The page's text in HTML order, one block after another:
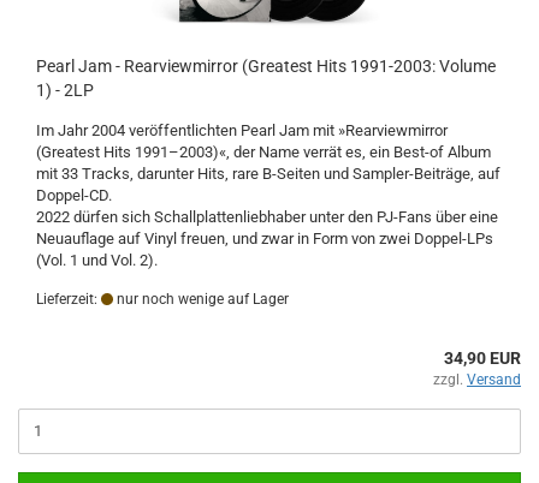
Pearl Jam - Rearviewmirror (Greatest Hits 1991-2003: Volume
1) - 2LP
Im Jahr 2004 veröffentlichten Pearl Jam mit »Rearviewmirror
(Greatest Hits 1991–2003)«, der Name verrät es, ein Best-of Album
mit 33 Tracks, darunter Hits, rare B-Seiten und Sampler-Beiträge, auf
Doppel-CD.
2022 dürfen sich Schallplattenliebhaber unter den PJ-Fans über eine
Neuauflage auf Vinyl freuen, und zwar in Form von zwei Doppel-LPs
(Vol. 1 und Vol. 2).
Lieferzeit: nur noch wenige auf Lager
34,90 EUR
zzgl. Versand